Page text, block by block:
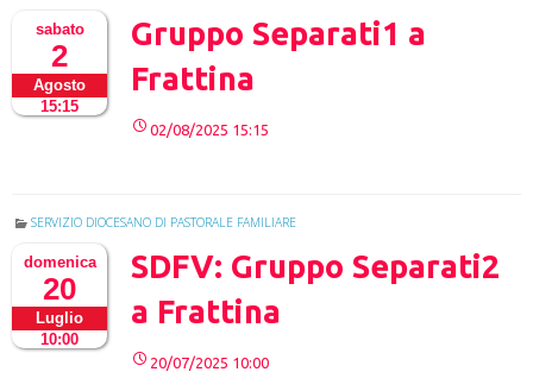
sabato
2
Agosto
15:15
Gruppo Separati1 a
Frattina
02/08/2025 15:15
SERVIZIO DIOCESANO DI PASTORALE FAMILIARE
domenica
20
Luglio
10:00
SDFV: Gruppo Separati2
a Frattina
20/07/2025 10:00